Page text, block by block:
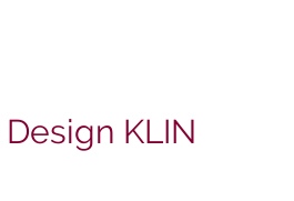
KLIN